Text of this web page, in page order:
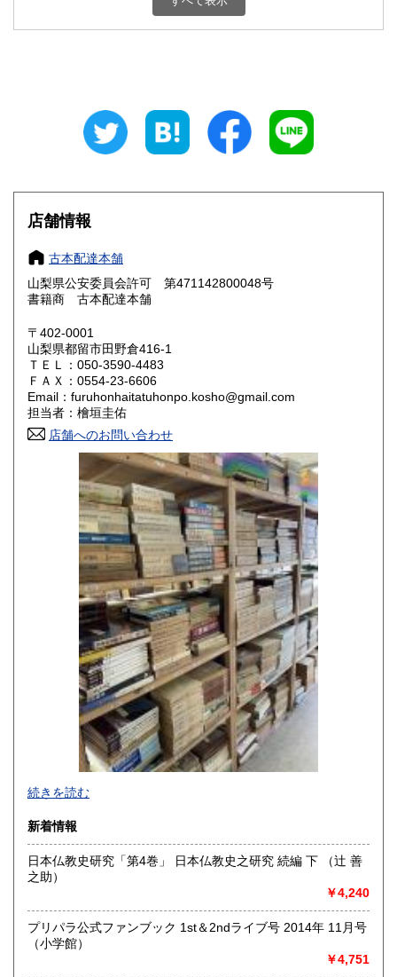
800円 三重県
大阪府
奈良県
鳥取県 800円 島根県
岡山県
山口県 800円
香川県 800円 愛媛県
高知県 800円
800円 長崎県
800円 大分県
800円 鹿児島県
1,500円
店舗情報
古本配達本舗
山梨県公安委員会許可 第471142800048号
書籍商 古本配達本舗
〒402-0001
山梨県都留市田野倉416-1
ＴＥＬ：050-3590-4483
ＦＡＸ：0554-23-6606
Email：furuhonhaitatuhonpo.kosho@gmail.com
担当者：檜垣圭佑
店舗へのお問い合わせ
-
沿線名：-
最寄駅：-
営業時間：-
定休日：-
-
続きを読む
新着情報
日本仏教史研究「第4巻」 日本仏教史之研究 続編 下 （辻 善
之助）
￥4,240
プリパラ公式ファンブック 1st＆2ndライブ号 2014年 11月号
（小学館）
￥4,751